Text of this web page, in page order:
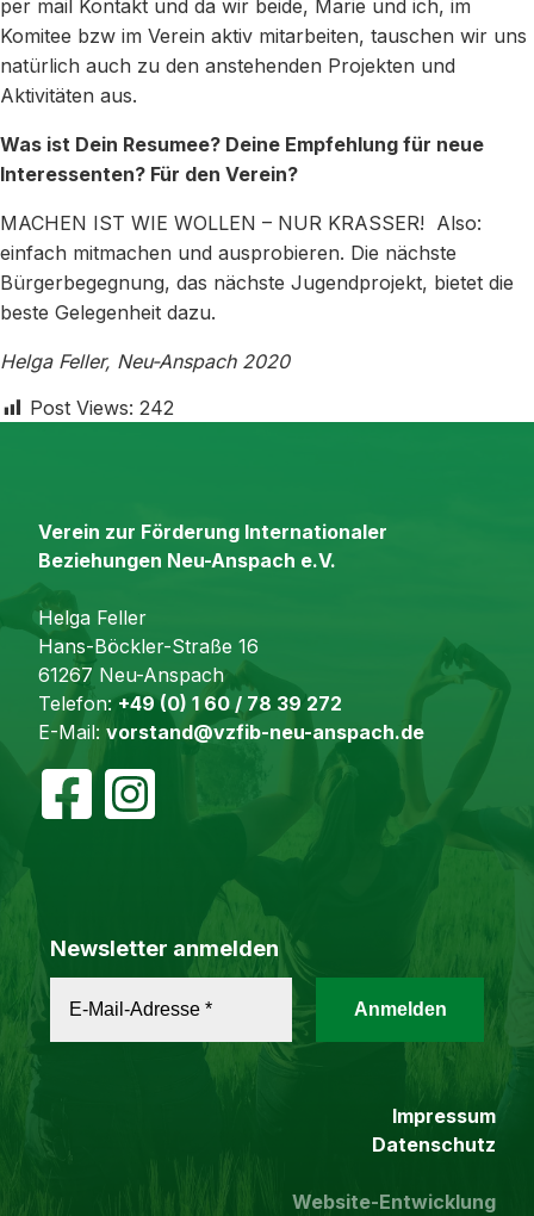
per mail Kontakt und da wir beide, Marie und ich, im
Komitee bzw im Verein aktiv mitarbeiten, tauschen wir uns
natürlich auch zu den anstehenden Projekten und
Aktivitäten aus.
Was ist Dein Resumee? Deine Empfehlung für neue
Interessenten? Für den Verein?
MACHEN IST WIE WOLLEN – NUR KRASSER! Also:
einfach mitmachen und ausprobieren. Die nächste
Bürgerbegegnung, das nächste Jugendprojekt, bietet die
beste Gelegenheit dazu.
Helga Feller, Neu-Anspach 2020
Post Views: 242
Verein zur Förderung Internationaler
Beziehungen Neu-Anspach e.V.
Helga Feller
Hans-Böckler-Straße 16
61267 Neu-Anspach
Telefon: +49 (0) 1 60 / 78 39 272
E-Mail: vorstand@vzfib-neu-anspach.de
Newsletter anmelden
Impressum
Datenschutz
Website-Entwicklung